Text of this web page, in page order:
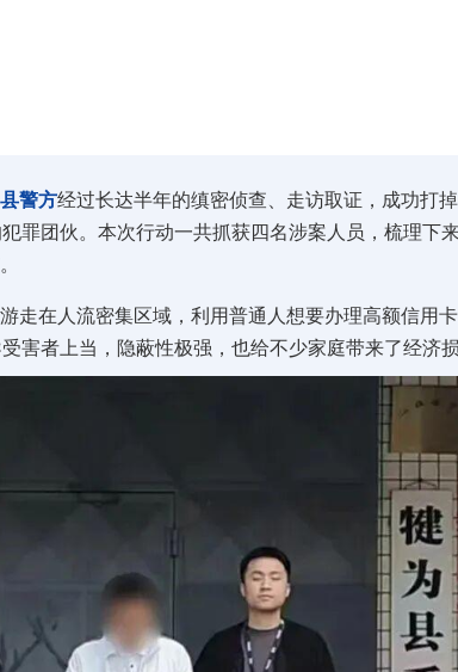
警方经过长达半年的缜密侦查、走访取证，成功打
罪团伙。本次行动一共抓获四名涉案人员，梳理下
走在人流密集区域，利用普通人想要办理高额信用
害者上当，隐蔽性极强，也给不少家庭带来了经济损